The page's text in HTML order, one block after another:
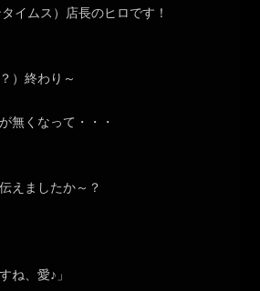
イムス）店長のヒロです！
）終わり～
無くなって・・・
えましたか～？
ね、愛♪」